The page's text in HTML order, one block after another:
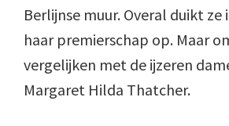
Berlijnse muur. Overal duikt ze
haar premierschap op. Maar
vergelijken met de ijzeren
Margaret Hilda Thatcher.